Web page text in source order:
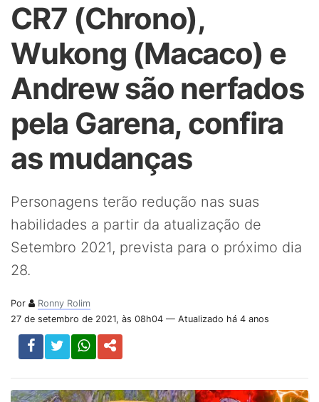
CR7 (Chrono),
Wukong (Macaco) e
Andrew são nerfados
pela Garena, confira
as mudanças
Personagens terão redução nas suas
habilidades a partir da atualização de
Setembro 2021, prevista para o próximo dia
28.
Por
Ronny Rolim
27 de setembro de 2021, às 08h04 — Atualizado há 4 anos